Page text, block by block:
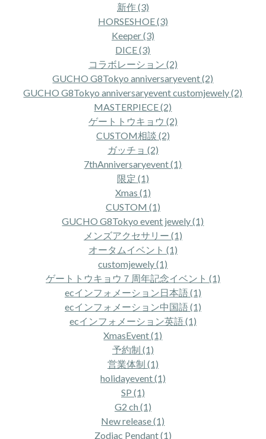
新作 (3)
HORSESHOE (3)
Keeper (3)
DICE (3)
コラボレーション (2)
GUCHO G8Tokyo anniversaryevent (2)
GUCHO G8Tokyo anniversaryevent customjewely (2)
MASTERPIECE (2)
ゲートトウキョウ (2)
CUSTOM相談 (2)
ガッチョ (2)
7thAnniversaryevent (1)
限定 (1)
Xmas (1)
CUSTOM (1)
GUCHO G8Tokyo event jewely (1)
メンズアクセサリー (1)
オータムイベント (1)
customjewely (1)
ゲートトウキョウ７周年記念イベント (1)
ecインフォメーション日本語 (1)
ecインフォメーション中国語 (1)
ecインフォメーション英語 (1)
XmasEvent (1)
予約制 (1)
営業体制 (1)
holidayevent (1)
SP (1)
G2 ch (1)
New release (1)
Zodiac Pendant (1)